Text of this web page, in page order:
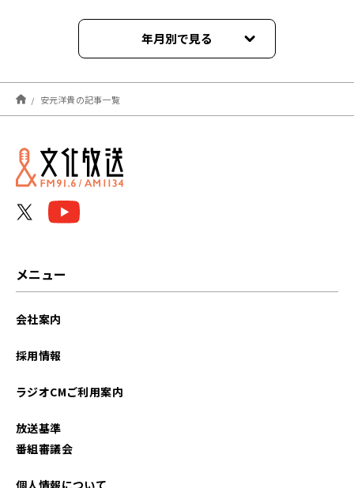
年月別で見る
2026年08月
2026年07月
2026年06月
2025年09月
安元洋貴の記事一覧
メニュー
会社案内
採用情報
ラジオCMご利用案内
放送基準
番組審議会
個人情報について